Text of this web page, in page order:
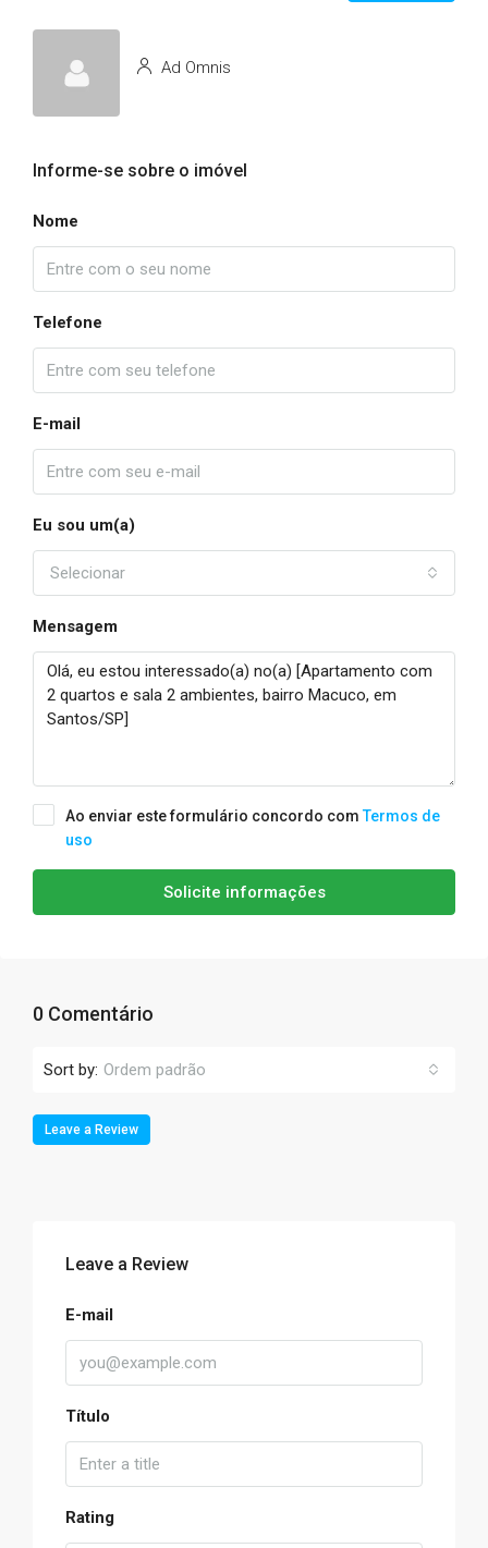
Ad Omnis
Informe-se sobre o imóvel
Nome
Telefone
E-mail
Eu sou um(a)
Selecionar
Mensagem
Ao enviar este formulário concordo comTermos de
uso
Solicite informações
0 Comentário
Sort by: Ordem padrão
Leave a Review
Leave a Review
E-mail
Título
Rating